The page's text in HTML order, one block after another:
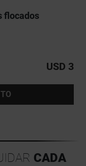
flocados
USD 3
CADA